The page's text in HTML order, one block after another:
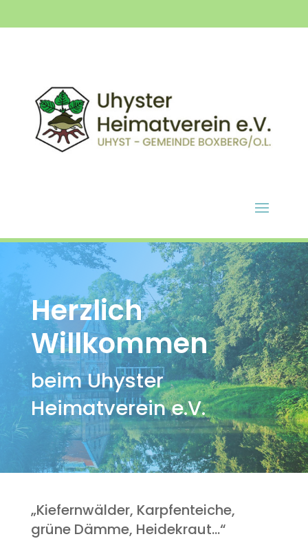
Herzlich
Willkommen
beim Uhyster
Heimatverein e.V.
„Kiefernwälder, Karpfenteiche,
grüne Dämme, Heidekraut…“